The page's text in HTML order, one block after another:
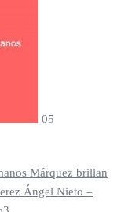
05
Márquez brillan
Ángel Nieto –